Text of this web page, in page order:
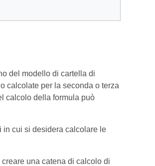
del modello di cartella di
calcolate per la seconda o terza
calcolo della formula può
cui si desidera calcolare le
una catena di calcolo di